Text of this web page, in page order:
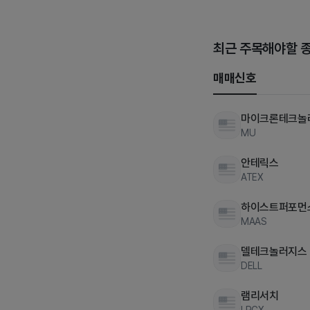
최근 주목해야할
매매신호
마이크론테크놀
MU
안테릭스
ATEX
하이스트퍼포먼
MAAS
델테크놀러지스
DELL
램리서치